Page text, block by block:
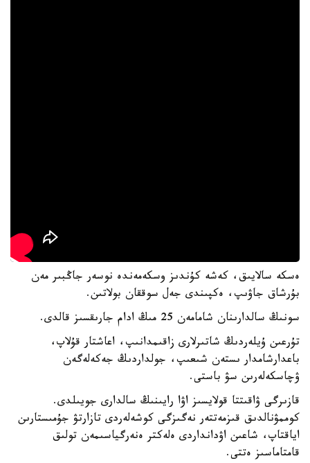
ەسكە سالايىق، كەشە كۇندىز وسكەمەندە نوسەر جاڭبىر مەن
بۇرشاق جاۋىپ، ەكپىندى جەل سوققان بولاتىن.
سونىڭ سالدارىنان شامامەن 25 مىڭ ادام جارىقسىز قالدى.
تۇرعىن ۇيلەردىڭ شاتىرلارى زاقىمدانىپ، اعاشتار قۇلاپ،
باعدارشامدار ىستەن شىعىپ، جولداردىڭ جەكەلەگەن
ۋچاسكەلەرىن سۋ باستى.
قازىرگى ۋاقىتتا قولايسىز اۋا رايىنىڭ سالدارى جويىلدى.
كوممۋنالدىق قىزمەتتەر نەگىزگى كوشەلەردى تازارتۋ جۇمىستارىن
اياقتاپ، شاعىن اۋدانداردى ەلەكتر ەنەرگياسىمەن تولىق
قامتاماسىز ەتتى.